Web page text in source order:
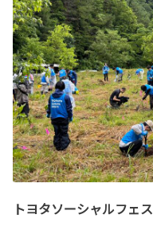
トヨタソーシャルフェス